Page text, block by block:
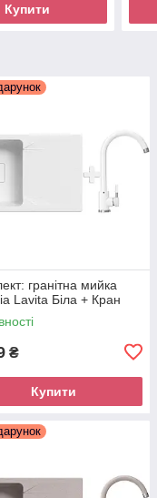
Купити
гранітна мийка
Lavita Біла + Кран
₴
Купити